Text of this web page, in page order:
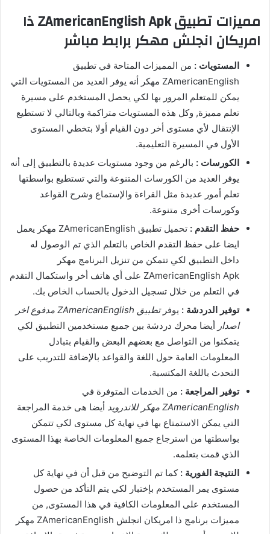
مميزات تطبيق ZAmericanEnglish Apk ذا
امريكان انجلش مهكر برابط مباشر
المستويات : من المميزات المتاحة في تطبيق
ZAmericanEnglish مهكر أنه يوفر العديد من المستويات التي
يمكن للمتعلم المرور بها لكي يحصل المستخدم على مسيرة
تعلم مميزة, وكل هذه المستويات متراكمة وبالتالي لا تستطيع
الإنتقال لأي مستوى أخر دون القيام أولا بتخطي المستوى
الأول في المسيرة التعليمية.
الكورسات : بالرغم من وجود مستويات عديدة بالتطبيق إلى أنه
يوفر العديد من الكورسات المتنوعة والتي تستطيع بواسطتها
تعلم أمور عديدة مثل القراءة والإستماع وشرح القواعد
وكورسات أخرى متنوعة.
حفظ التقدم :
تحميل تطبيق ZAmericanEnglish مهكر يعمل
ايضا على حفظ التقدم الخاص بالتعلم الذي تم الوصول له
داخل التطبيق لكي تتمكن من تنزيل البرنامج مهكر
ZAmericanEnglish Apk على أي هاتف أخر واستكمال التقدم
في التعلم من خلال تسجيل الدخول بالحساب الخاص بك.
توفير الدردشة : يوفر
تطبيق ZAmericanEnglish مدفوع اخر
اصدار أيضا محرك دردشة بين جميع مستخدمين التطبيق لكي
يتمكنوا من التواصل مع بعضهم البعض والقيام بتبادل
المعلومات العامة حول اللغة والقواعد بالإضافة للتدريب على
التحدث باللغة المكتسبة.
توفير المراجعة : من الخدمات المتوفرة في
ZAmericanEnglish مهكر للاندرويد
أيضا هى خدمة المراجعة
التي يمكن الاستمتاع بها في نهاية كل مستوى لكي تتمكن
بواسطتها من استرجاع جميع المعلومات الخاصة بهذا المستوى
الذي قمت بتعلمه.
النتيجة الفورية : كما تم التوضيح من قبل أن في نهاية كل
مستوى يمر المستخدم بإختبار لكي يتم التأكد من حصول
المستخدم على المعلومات الكافية في هذا المستوى, من
مميزات برنامج ذا امريكان انجلش ZAmericanEnglish مهكر